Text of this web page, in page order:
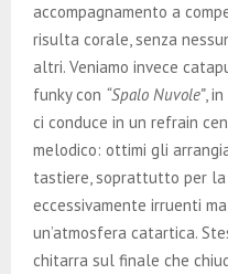
accompagnamento a
risulta corale, senza
altri. Veniamo invece
funky con “Spalo Nuvole”,
ci conduce in un refrain
melodico: ottimi gli
tastiere, soprattutto per la
eccessivamente irruenti
un’atmosfera catartica.
chitarra sul finale che